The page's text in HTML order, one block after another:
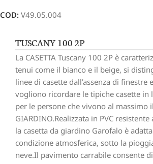
COD: V49.05.004
TUSCANY 100 2P
La CASETTA Tuscany 100 2P è
tenui come il bianco e il beige, si
linee di casette dall’assenza di finestre
vogliono ricordare le tipiche casette in
per le persone che vivono al massimo il
GIARDINO.Realizzata in PVC
la casetta da giardino Garofalo è
condizione atmosferica, sotto la
neve.Il pavimento carrabile consente